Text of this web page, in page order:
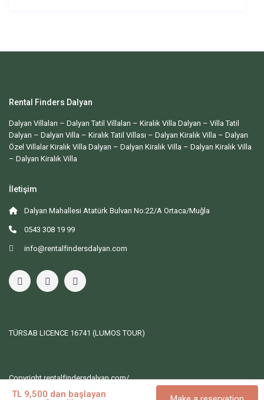
Rental Finders Dalyan
Dalyan Villaları – Dalyan Tatil Villaları – Kiralık Villa Dalyan – Villa Tatil
Dalyan – Dalyan Villa – Kiralık Tatil Villası – Dalyan Kiralık Villa – Dalyan
Özel Villalar Kiralık Villa Dalyan – Dalyan Kiralık Villa – Dalyan Kiralık Villa
– Dalyan Kiralık Villa
İletişim
Dalyan Mahallesi Atatürk Bulvarı No:22/A Ortaca/Muğla
0543 308 19 99
info@rentalfindersdalyan.com
TÜRSAB LICENCE 16741 (LUMOS TOUR)
Copyright rentalfindersdalyan.com/
Anasayfa
Blog Hakkımızda
TL 9,500 dan başlayan